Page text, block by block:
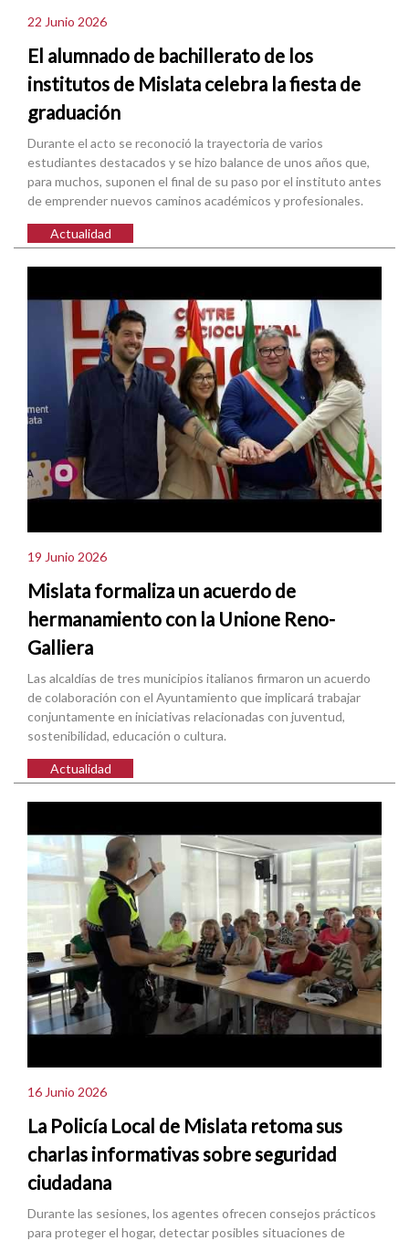
22 Junio 2026
El alumnado de bachillerato de los
institutos de Mislata celebra la fiesta de
graduación
Durante el acto se reconoció la trayectoria de varios
estudiantes destacados y se hizo balance de unos años que,
para muchos, suponen el final de su paso por el instituto antes
de emprender nuevos caminos académicos y profesionales.
Actualidad
19 Junio 2026
Mislata formaliza un acuerdo de
hermanamiento con la Unione Reno-
Galliera
Las alcaldías de tres municipios italianos firmaron un acuerdo
de colaboración con el Ayuntamiento que implicará trabajar
conjuntamente en iniciativas relacionadas con juventud,
sostenibilidad, educación o cultura.
Actualidad
16 Junio 2026
La Policía Local de Mislata retoma sus
charlas informativas sobre seguridad
ciudadana
Durante las sesiones, los agentes ofrecen consejos prácticos
para proteger el hogar, detectar posibles situaciones de